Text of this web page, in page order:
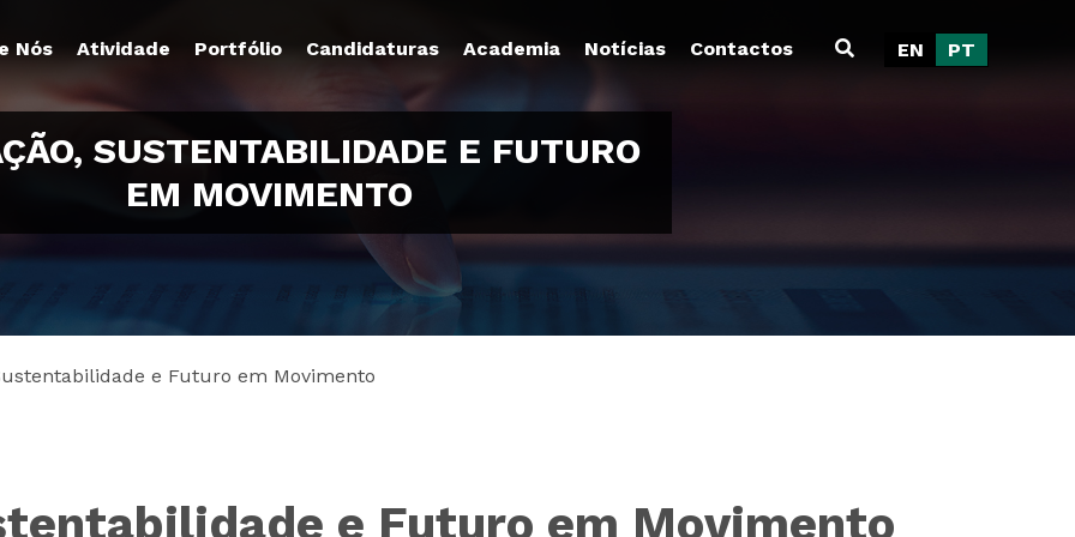
Nós Atividade Portfólio Candidaturas Academia Notícias Contactos EN PT
SUSTENTABILIDADE E FUTURO
EM MOVIMENTO
e Futuro em Movimento
e Futuro em Movimento